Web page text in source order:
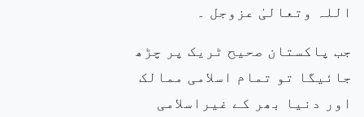
اللہ وتعالیٰ عزوجل ۔
جب پاکستان صحیح ٹریک پر چڑھ
جائیگا تو تمام اسلامی ممالک
اور دنیا بھر کے غیراسلامی